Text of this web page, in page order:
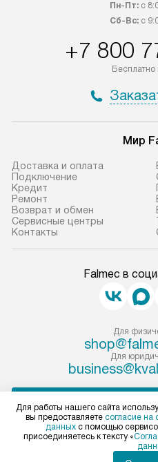
Пн-Пт:с
Сб-Вс:с
+7 800
Бесплатно
Мир
Доставка и оплата
Подключение
Кредит
Ремонт
Возврат и обмен
Сервисные центры
Контакты
Falmec в
Для
Для
Политика
Условия
Для работы нашего сайта
вы предоставляете согласие на
данных с помощью
присоединяетесь к тексту «